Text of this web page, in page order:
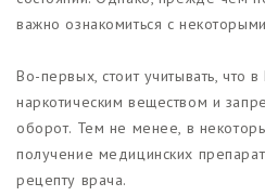
важно ознакомиться с
Во-первых, стоит учитывать, что
наркотическим веществом и
оборот. Тем не менее, в
получение медицинских
рецепту врача.